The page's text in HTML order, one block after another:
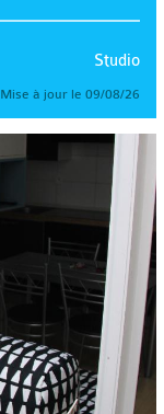
Studio
Mise à jour le 09/08/26